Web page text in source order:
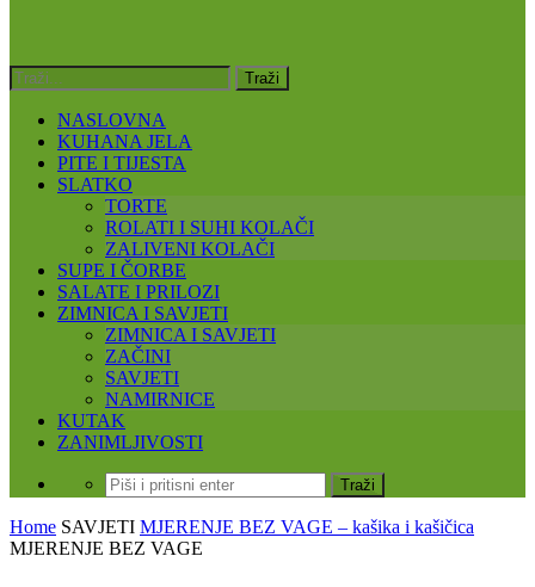
NASLOVNA
KUHANA JELA
PITE I TIJESTA
SLATKO
TORTE
ROLATI I SUHI KOLAČI
ZALIVENI KOLAČI
SUPE I ČORBE
SALATE I PRILOZI
ZIMNICA I SAVJETI
ZIMNICA I SAVJETI
ZAČINI
SAVJETI
NAMIRNICE
KUTAK
ZANIMLJIVOSTI
Home SAVJETI MJERENJE BEZ VAGE – kašika i kašičica
MJERENJE BEZ VAGE